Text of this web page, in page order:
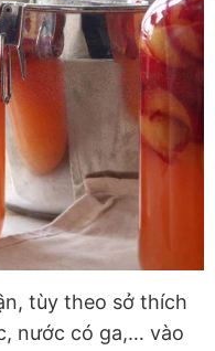
tùy theo sở thích
nước có ga,… vào